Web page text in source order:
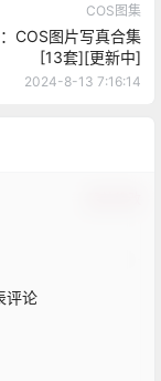
COS图集
COS图片写真合集
[13套][更新中]
2024-8-13 7:16:14
评论